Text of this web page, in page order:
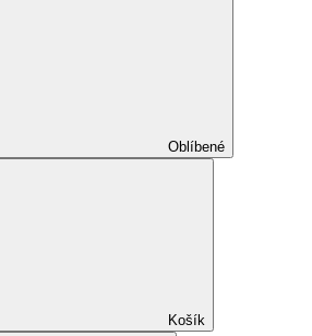
Oblíbené
Košík